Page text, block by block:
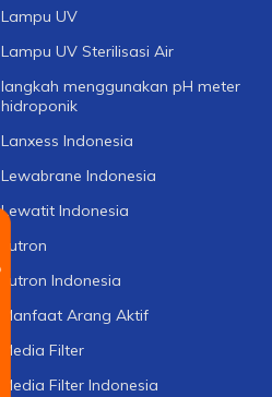
Lampu UV
Lampu UV Sterilisasi Air
langkah menggunakan pH meter
hidroponik
Lanxess Indonesia
Lewabrane Indonesia
Lewatit Indonesia
Lutron
Lutron Indonesia
Manfaat Arang Aktif
Media Filter
Media Filter Indonesia